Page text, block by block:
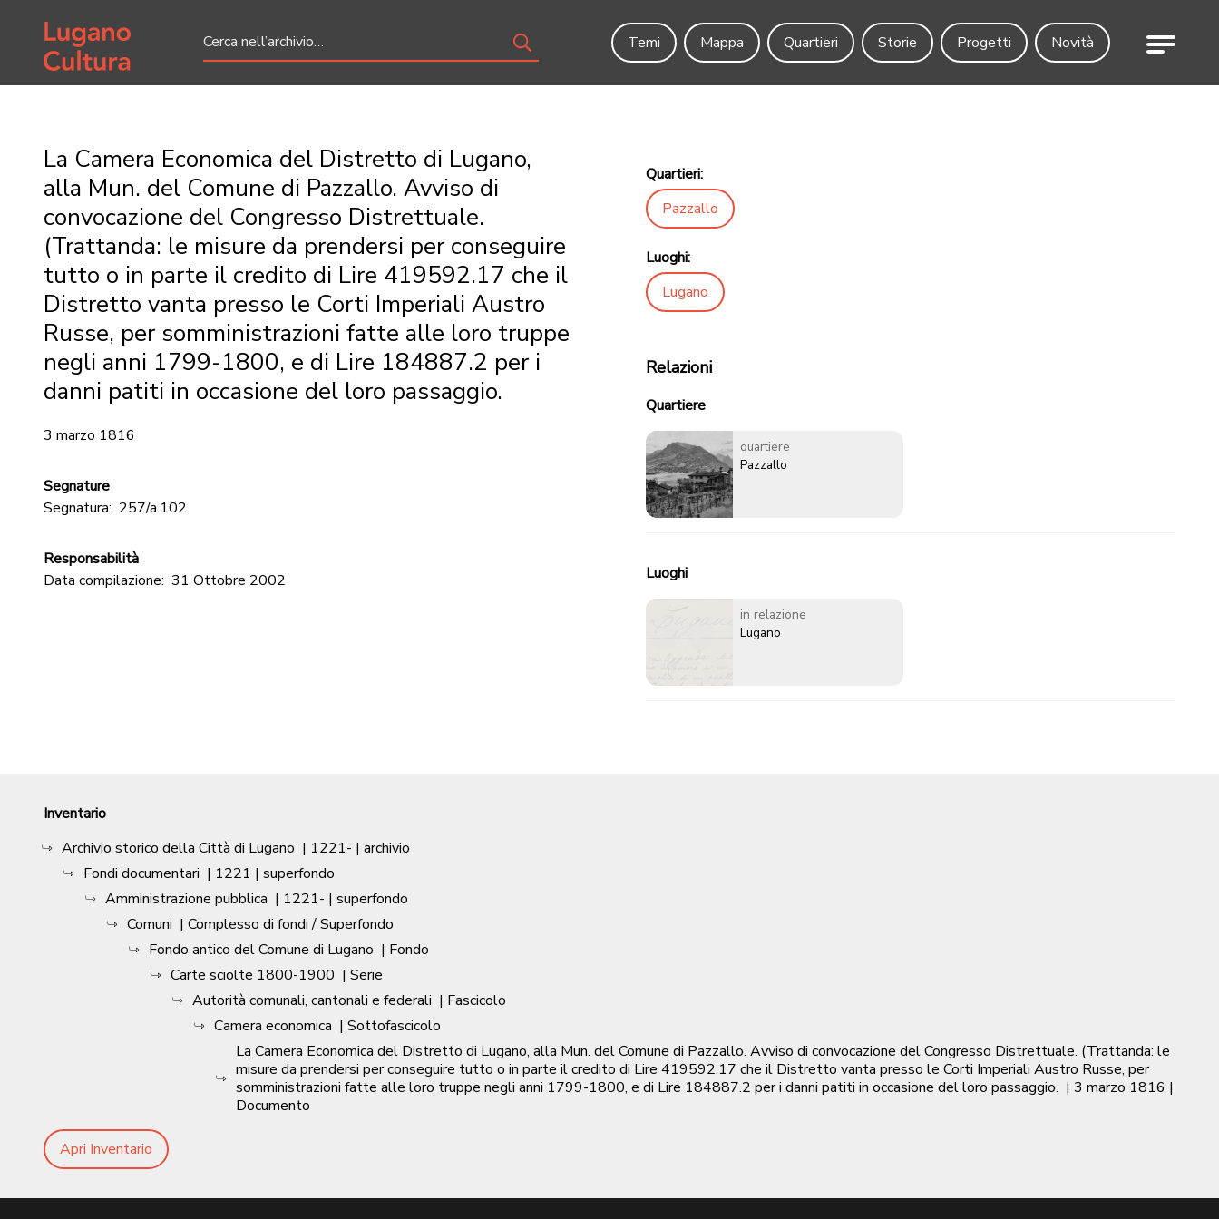
Home page
Temi
Mappa Quartieri Storie Progetti Novità Menu
La Camera Economica del Distretto di Lugano,
alla Mun. del Comune di Pazzallo. Avviso di
convocazione del Congresso Distrettuale.
(Trattanda: le misure da prendersi per conseguire
tutto o in parte il credito di Lire 419592.17 che il
Distretto vanta presso le Corti Imperiali Austro
Russe, per somministrazioni fatte alle loro truppe
negli anni 1799-1800, e di Lire 184887.2 per i
danni patiti in occasione del loro passaggio.
3 marzo 1816
Segnature
Segnatura: 257/a.102
Responsabilità
Data compilazione: 31 Ottobre 2002
Quartieri:
Pazzallo
Luoghi:
Lugano
Relazioni
Quartiere
quartiere
Pazzallo
Luoghi
in relazione
Lugano
Inventario
Archivio storico della Città di Lugano | 1221- | archivio
Fondi documentari | 1221 | superfondo
Amministrazione pubblica | 1221- | superfondo
Comuni | Complesso di fondi / Superfondo
Fondo antico del Comune di Lugano | Fondo
Carte sciolte 1800-1900 | Serie
Autorità comunali, cantonali e federali | Fascicolo
Camera economica | Sottofascicolo
La Camera Economica del Distretto di Lugano, alla Mun. del Comune di Pazzallo. Avviso di convocazione del Congresso Distrettuale. (Trattanda: le
misure da prendersi per conseguire tutto o in parte il credito di Lire 419592.17 che il Distretto vanta presso le Corti Imperiali Austro Russe, per
somministrazioni fatte alle loro truppe negli anni 1799-1800, e di Lire 184887.2 per i danni patiti in occasione del loro passaggio. | 3 marzo 1816 |
Documento
Apri Inventario